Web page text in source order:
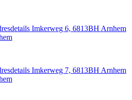
Imkerweg 6, 6813BH Arnhem
Imkerweg 7, 6813BH Arnhem